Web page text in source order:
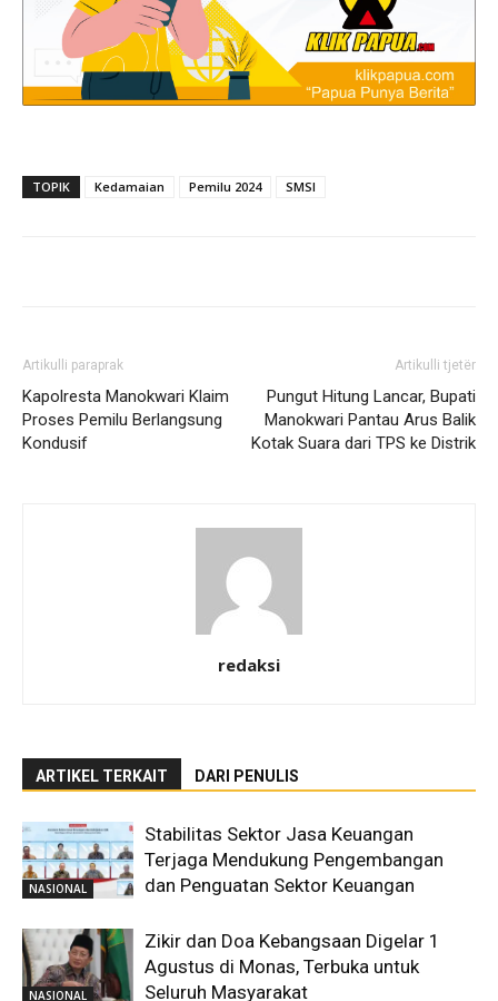
TOPIK Kedamaian Pemilu 2024 SMSI
Artikulli paraprak
Kapolresta Manokwari Klaim
Proses Pemilu Berlangsung
Kondusif
Artikulli tjetër
Pungut Hitung Lancar, Bupati
Manokwari Pantau Arus Balik
Kotak Suara dari TPS ke Distrik
redaksi
ARTIKEL TERKAIT DARI PENULIS
NASIONAL
Stabilitas Sektor Jasa Keuangan
Terjaga Mendukung Pengembangan
dan Penguatan Sektor Keuangan
NASIONAL
Zikir dan Doa Kebangsaan Digelar 1
Agustus di Monas, Terbuka untuk
Seluruh Masyarakat